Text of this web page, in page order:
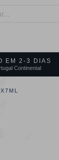
EM 2-3 DIAS
Continental